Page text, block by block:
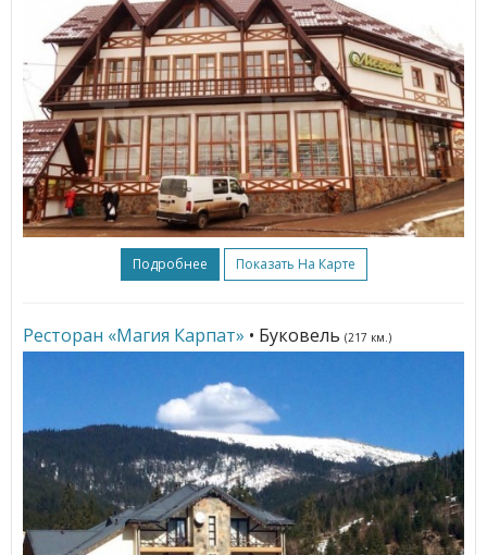
Подробнее Показать На Карте
Ресторан «Магия Карпат» • Буковель (217 км.)